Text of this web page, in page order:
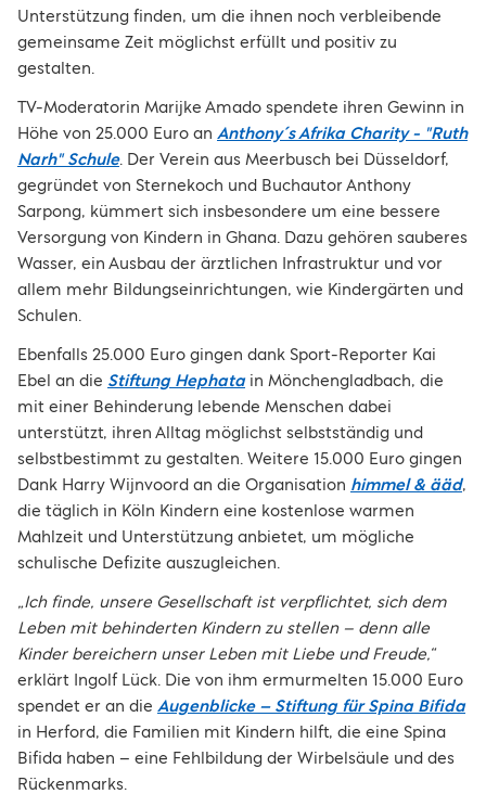
Unterstützung finden, um die ihnen noch verbleibende
gemeinsame Zeit möglichst erfüllt und positiv zu
gestalten.
TV-Moderatorin Marijke Amado spendete ihren Gewinn in
Höhe von 25.000 Euro an Anthony´s Afrika Charity - "Ruth
Narh" Schule. Der Verein aus Meerbusch bei Düsseldorf,
gegründet von Sternekoch und Buchautor Anthony
Sarpong, kümmert sich insbesondere um eine bessere
Versorgung von Kindern in Ghana. Dazu gehören sauberes
Wasser, ein Ausbau der ärztlichen Infrastruktur und vor
allem mehr Bildungseinrichtungen, wie Kindergärten und
Schulen.
Ebenfalls 25.000 Euro gingen dank Sport-Reporter Kai
Ebel an die Stiftung Hephatain Mönchengladbach, die
mit einer Behinderung lebende Menschen dabei
unterstützt, ihren Alltag möglichst selbstständig und
selbstbestimmt zu gestalten. Weitere 15.000 Euro gingen
Dank Harry Wijnvoord an die Organisation himmel & ääd,
die täglich in Köln Kindern eine kostenlose warmen
Mahlzeit und Unterstützung anbietet, um mögliche
schulische Defizite auszugleichen.
„Ich finde, unsere Gesellschaft ist verpflichtet, sich dem
Leben mit behinderten Kindern zu stellen – denn alle
Kinder bereichern unser Leben mit Liebe und Freude,“
erklärt Ingolf Lück. Die von ihm ermurmelten 15.000 Euro
spendet er an die Augenblicke – Stiftung für Spina Bifida
in Herford, die Familien mit Kindern hilft, die eine Spina
Bifida haben – eine Fehlbildung der Wirbelsäule und des
Rückenmarks.